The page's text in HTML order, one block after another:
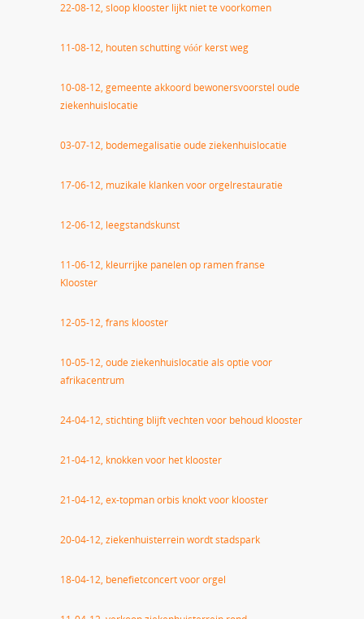
22-08-12, sloop klooster lijkt niet te voorkomen
11-08-12, houten schutting vóór kerst weg
10-08-12, gemeente akkoord bewonersvoorstel oude
ziekenhuislocatie
03-07-12, bodemegalisatie oude ziekenhuislocatie
17-06-12, muzikale klanken voor orgelrestauratie
12-06-12, leegstandskunst
11-06-12, kleurrijke panelen op ramen franse
Klooster
12-05-12, frans klooster
10-05-12, oude ziekenhuislocatie als optie voor
afrikacentrum
24-04-12, stichting blijft vechten voor behoud klooster
21-04-12, knokken voor het klooster
21-04-12, ex-topman orbis knokt voor klooster
20-04-12, ziekenhuisterrein wordt stadspark
18-04-12, benefietconcert voor orgel